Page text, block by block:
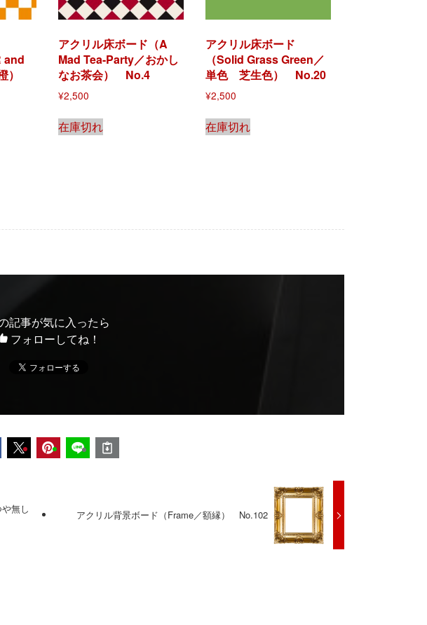
and
）
アクリル床ボード（A
Mad Tea-Party／おかし
なお茶会） No.4
¥2,500
在庫切れ
アクリル床ボード
（Solid Grass Green／
単色 芝生色） No.20
¥2,500
在庫切れ
記事が気に入ったら
フォローしてね！
無し
アクリル背景ボード（Frame／額縁） No.102